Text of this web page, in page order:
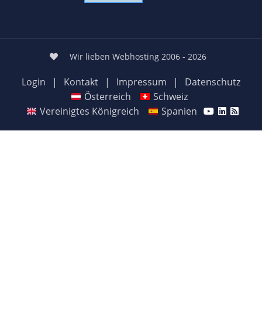
Wir lieben Webhosting 2006 - 2026
Login | Kontakt | Impressum |
Datenschutz
Österreich
Schweiz
Vereinigtes Königreich
Spanien